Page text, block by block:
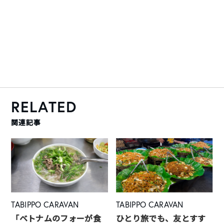
RELATED
関連記事
TABIPPO CARAVAN
「ベトナムのフォーが食
TABIPPO CARAVAN
ひとり旅でも、友とすす